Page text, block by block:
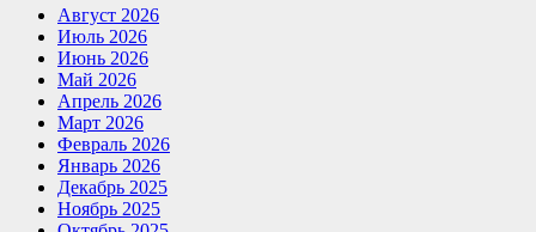
Август 2026
Июль 2026
Июнь 2026
Май 2026
Апрель 2026
Март 2026
Февраль 2026
Январь 2026
Декабрь 2025
Ноябрь 2025